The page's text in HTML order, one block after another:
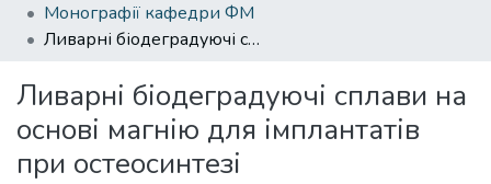
Statistics
Монографії кафедри ФМ
Ливарні біодеградуючі сплави на основі магнію для імплантатів при остеосинтезі
Ливарні біодеградуючі сплави на
основі магнію для імплантатів
при остеосинтезі